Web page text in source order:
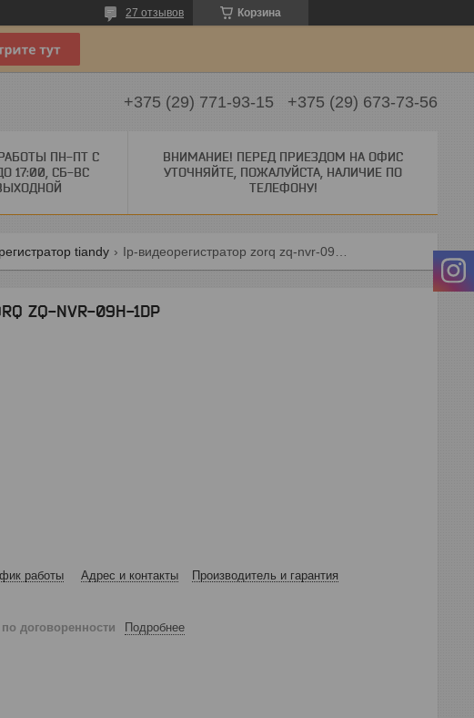
Корзина
27 отзывов
+375 (29) 771-93-15 +375 (29) 673-73-56
ПН-ПТ С
17:00, СБ-ВС
ВНИМАНИЕ! ПЕРЕД ПРИЕЗДОМ НА ОФИС
УТОЧНЯЙТЕ, ПОЖАЛУЙСТА, НАЛИЧИЕ ПО
ТЕЛЕФОНУ!
tiandy
ZQ-NVR-09H-1DP
работы Адрес и контакты Производитель и гарантия
по договоренности Подробнее